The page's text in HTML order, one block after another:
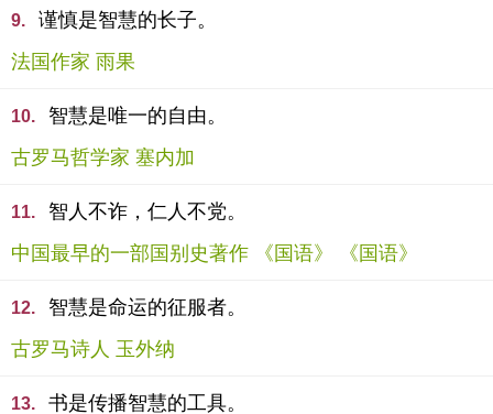
9.
谨慎是智慧的长子。
法国作家 雨果
10.
智慧是唯一的自由。
古罗马哲学家 塞内加
11.
智人不诈，仁人不党。
中国最早的一部国别史著作 《国语》 《国语》
12.
智慧是命运的征服者。
古罗马诗人 玉外纳
13.
书是传播智慧的工具。